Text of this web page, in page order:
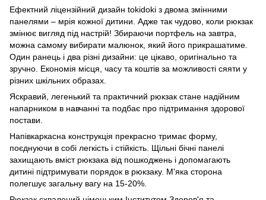
Ефектний ліцензійний дизайн tokidoki з двома змінними
панелями – мрія кожної дитини. Адже так чудово, коли рюкзак
змінює вигляд під настрій! Збираючи портфель на завтра,
можна самому вибирати малюнок, який його прикрашатиме.
Один ранець і два різні дизайни: це цікаво, оригінально та
зручно. Економія місця, часу та коштів за можливості сяяти у
різних шкільних образах.
Яскравий, легенький та практичний рюкзак стане надійним
напарником в навчанні та подбає про підтримання здорової
постави.
Напівкаркасна конструкція прекрасно тримає форму,
поєднуючи в собі легкість і стійкість. Щільні бічні панелі
захищають вміст рюкзака від пошкоджень і допомагають
дитині підтримувати порядок в рюкзаку. М'яка сторона
полегшує загальну вагу на 15-20%.